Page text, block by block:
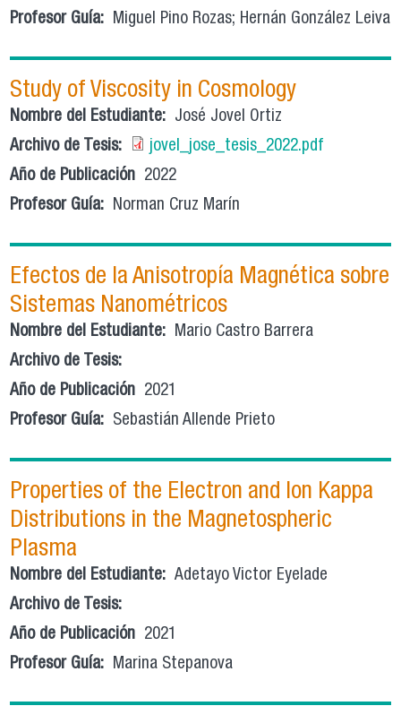
Profesor Guía: Miguel Pino Rozas; Hernán González Leiva
Study of Viscosity in Cosmology
Nombre del Estudiante: José Jovel Ortiz
Archivo de Tesis:
jovel_jose_tesis_2022.pdf
Año de Publicación 2022
Profesor Guía: Norman Cruz Marín
Efectos de la Anisotropía Magnética sobre
Sistemas Nanométricos
Nombre del Estudiante: Mario Castro Barrera
Archivo de Tesis:
Año de Publicación 2021
Profesor Guía: Sebastián Allende Prieto
Properties of the Electron and Ion Kappa
Distributions in the Magnetospheric
Plasma
Nombre del Estudiante: Adetayo Victor Eyelade
Archivo de Tesis:
Año de Publicación 2021
Profesor Guía: Marina Stepanova